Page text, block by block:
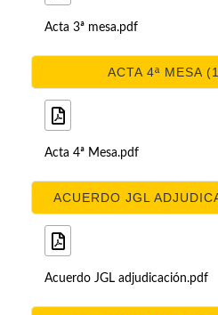
Acta 3ª mesa.pdf
ACTA 4ª MESA
Acta 4ª Mesa.pdf
ACUERDO JGL
Acuerdo JGL adjudicación.pdf